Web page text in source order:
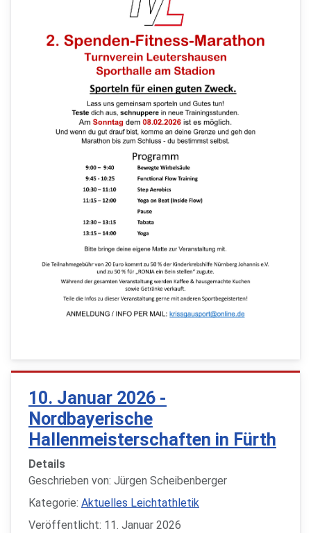
10. Januar 2026 -
Nordbayerische
Hallenmeisterschaften in Fürth
Details
Geschrieben von: Jürgen Scheibenberger
Kategorie: Aktuelles Leichtathletik
Veröffentlicht: 11. Januar 2026